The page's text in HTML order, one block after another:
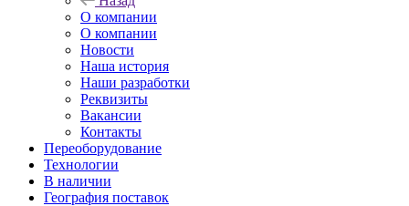
О компании
О компании
Новости
Наша история
Наши разработки
Реквизиты
Вакансии
Контакты
Переоборудование
Технологии
В наличии
География поставок